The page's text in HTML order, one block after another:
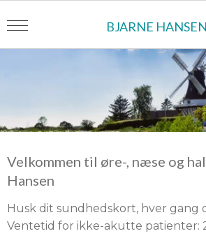
BJARNE HANSEN
Velkommen til øre-, næse og
Hansen
Husk dit sundhedskort, hver gang
Ventetid for ikke-akutte patienter: